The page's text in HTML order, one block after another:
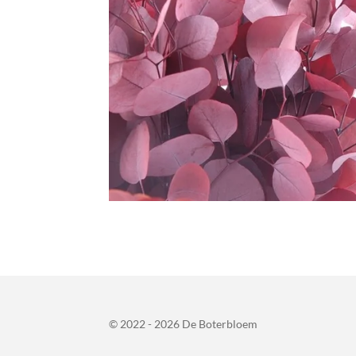
© 2022 - 2026 De Boterbloem